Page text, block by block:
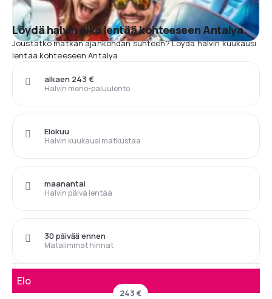
Löydä halvin aika lentää kohteeseen Antalya
Joustatko matkan ajankohdan suhteen? Löydä halvin kuukausi
lentää kohteeseen Antalya
Halvin meno-paluulento
alkaen 243 €
Halvin kuukausi matkustaa
Elokuu
Halvin päivä lentää
maanantai
Matalimmat hinnat
30 päivää ennen
Elo
243 €